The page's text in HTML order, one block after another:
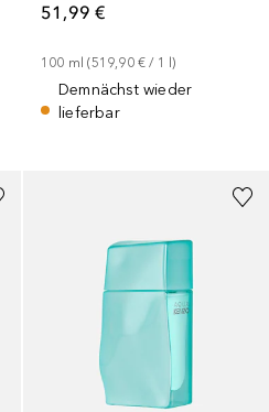
51,99 €
100 ml (519,90 € / 1 l)
Demnächst wieder
lieferbar